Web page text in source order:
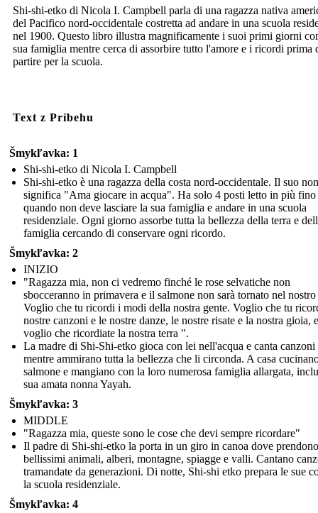
Shi-shi-etko di Nicola I. Campbell parla di una ragazza nativa
del Pacifico nord-occidentale costretta ad andare in una scuola
nel 1900. Questo libro illustra magnificamente i suoi primi giorni
sua famiglia mentre cerca di assorbire tutto l'amore e i ricordi prima
partire per la scuola.
Text z Príbehu
Šmykľavka: 1
Shi-shi-etko di Nicola I. Campbell
Shi-shi-etko è una ragazza della costa nord-occidentale. Il suo
significa "Ama giocare in acqua". Ha solo 4 posti letto in più fino
quando non deve lasciare la sua famiglia e andare in una scuola
residenziale. Ogni giorno assorbe tutta la bellezza della terra e
famiglia cercando di conservare ogni ricordo.
Šmykľavka: 2
INIZIO
"Ragazza mia, non ci vedremo finché le rose selvatiche non
sbocceranno in primavera e il salmone non sarà tornato nel
Voglio che tu ricordi i modi della nostra gente. Voglio che tu
nostre canzoni e le nostre danze, le nostre risate e la nostra gioia, e
voglio che ricordiate la nostra terra ".
La madre di Shi-Shi-etko gioca con lei nell'acqua e canta canzoni
mentre ammirano tutta la bellezza che li circonda. A casa
salmone e mangiano con la loro numerosa famiglia allargata,
sua amata nonna Yayah.
Šmykľavka: 3
MIDDLE
"Ragazza mia, queste sono le cose che devi sempre ricordare"
Il padre di Shi-shi-etko la porta in un giro in canoa dove
bellissimi animali, alberi, montagne, spiagge e valli. Cantano
tramandate da generazioni. Di notte, Shi-shi etko prepara le sue
la scuola residenziale.
Šmykľavka: 4